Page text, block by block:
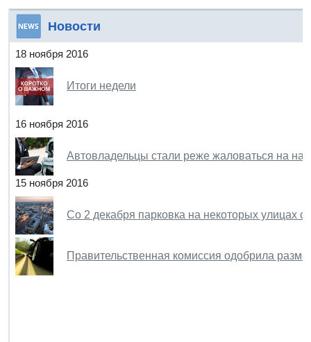
Новости
18 ноября 2016
Итоги недели
16 ноября 2016
Автовладельцы стали реже жаловаться на
15 ноября 2016
Со 2 декабря парковка на некоторых улицах
Правительственная комиссия одобрила